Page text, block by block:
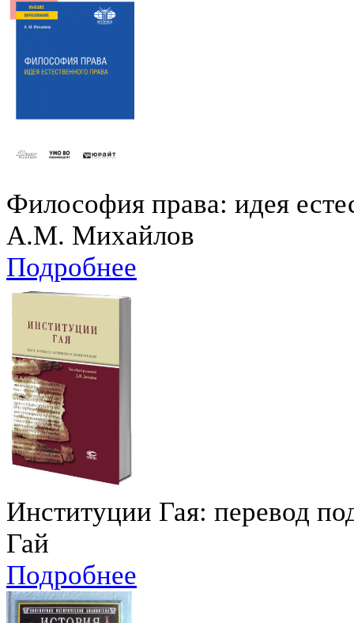
Философия права: идея
А.М. Михайлов
Подробнее
Институции Гая: перевод
Гай
Подробнее